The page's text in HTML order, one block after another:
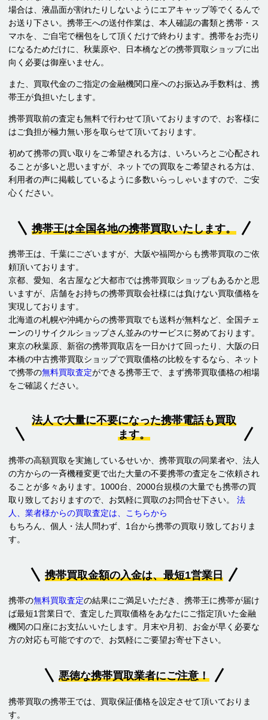
場合は、液晶面が割れたりしないようにエアキャップ等でくるんで
お送り下さい。携帯王への送付作業は、本人確認の書類と携帯・ス
マホを、ご自宅で梱包をして頂くだけで終わります。携帯をお売り
になるためだけに、秋葉原や、日本橋などの携帯買取ショップに出
向く必要は御座いません。
また、買取代金のご指定の金融機関口座へのお振込み手数料は、携
帯王が負担いたします。
携帯買取前の査定も無料で行わせて頂いておりますので、お客様に
はご負担が極力無い形を取らせて頂いております。
初めて携帯の買い取りをご希望される方は、いろいろとご心配され
ることが多いと思いますが、ネットでの買取をご希望される方は、
利用者の声に掲載しているように多数いらっしゃいますので、ご安
心ください。
携帯王は全国各地の携帯買取いたします。
携帯王は、千葉にございますが、大阪や福岡からも携帯買取のご依
頼頂いております。
京都、愛知、名古屋など大都市では携帯買取ショップもあるかと思
いますが、店舗をお持ちの携帯買取会社様には負けない買取価格を
実現しております。
北海道の札幌や沖縄からの携帯買取でも送料が無料など、全国チェ
ーンのリサイクルショップさん並みのサービスに努めております。
東京の秋葉原、新宿の携帯買取店を一日かけて回ったり、大阪の日
本橋の中古携帯買取ショップで買取価格の比較をするなら、ネット
で携帯の無料買取査定ができる携帯王で、まず携帯買取価格の相場
をご確認ください。
法人で大量に不要になった携帯電話も買取
ます。
携帯の高額買取を実施しているせいか、携帯買取の同業者や、法人
の方からの一斉機種変更で出た大量の不要携帯の査定をご依頼され
ることが多々あります。1000台、2000台規模の大量でも携帯の買
取り致しておりますので、お気軽に買取のお問合せ下さい。 法
人、業者様からの買取査定は、こちらから
もちろん、個人・法人問わず、1台から携帯の買取り致しておりま
す。
携帯買取金額の入金は、最短1営業日
携帯の無料買取査定の結果にご満足いただき、携帯王に携帯が届け
ば最短1営業日で、査定した買取価格をあなたにご指定頂いた金融
機関の口座にお支払いいたします。月末や月初、お金が早く必要な
方の対応も可能ですので、お気軽にご要望お寄せ下さい。
悪徳な携帯買取業者にご注意！
携帯買取の携帯王では、買取保証価格を設定させて頂いておりま
す。